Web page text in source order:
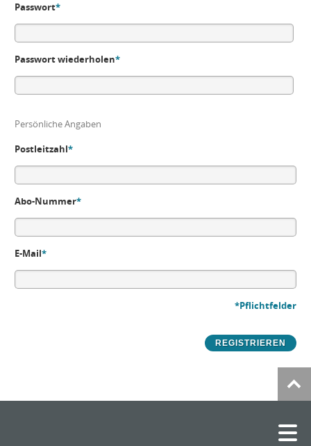
Passwort*
Passwort wiederholen*
Persönliche Angaben
Postleitzahl*
Abo-Nummer*
E-Mail*
*Pflichtfelder